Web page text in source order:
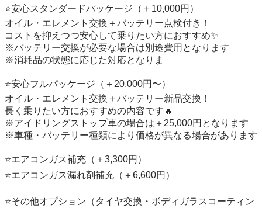
⭐️安心スタンダードパッケージ（＋10,000円）
オイル・エレメント交換＋バッテリー点検付き！
コストを抑えつつ安心して乗りたい方におすすめ✨
※バッテリー交換が必要な場合は別途費用となります
※消耗品の状態に応じた対応となりま
⭐️安心フルパッケージ（＋20,000円〜）
オイル・エレメント交換＋バッテリー新品交換！
長く乗りたい方におすすめの内容です🔥
※アイドリングストップ車の場合は＋25,000円となります
※車種・バッテリー種類により価格が異なる場合があります
⭐️エアコンガス補充（＋3,300円）
⭐️エアコンガス漏れ剤補充（＋6,600円）
⭐️その他オプション（タイヤ交換・ボディガラスコーティン